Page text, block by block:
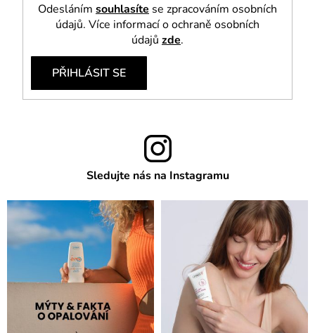
Odesláním souhlasíte se zpracováním osobních
údajů. Více informací o ochraně osobních
údajů zde.
PŘIHLÁSIT SE
Sledujte nás na Instagramu